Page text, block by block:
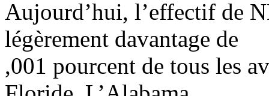
Aujourd’hui, l’effectif de
légèrement davantage de
,001 pourcent de tous les